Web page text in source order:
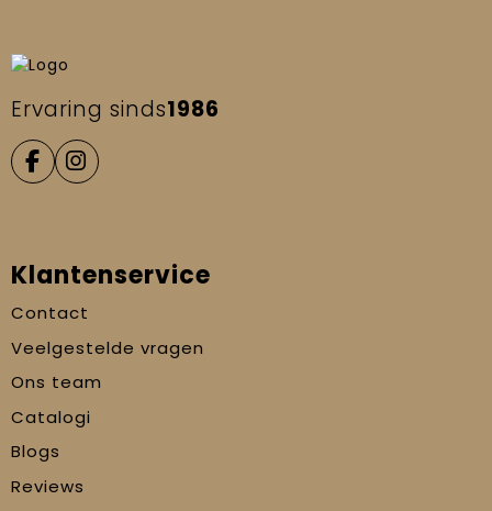
Ervaring sinds1986
Klantenservice
Contact
Veelgestelde vragen
Ons team
Catalogi
Blogs
Reviews